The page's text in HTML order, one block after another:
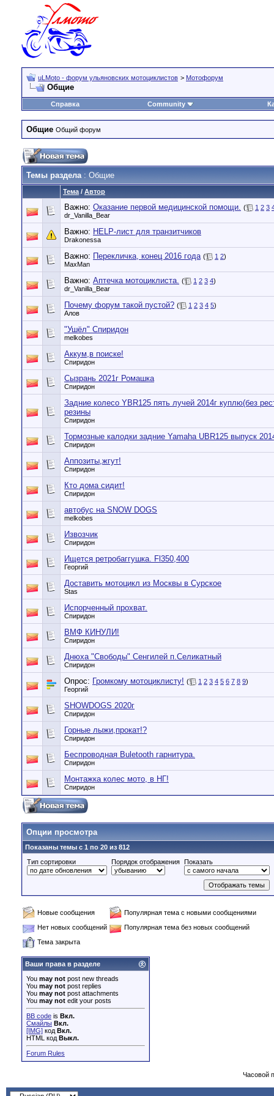
uLMoto - форум ульяновских мотоциклистов > Мотофорум
Общие
Справка Community
Общие Общий форум
Темы раздела: Общие
Тема / Автор
Важно: Оказание первой медицинской помощи. ( 1 2 3
dr_Vanilla_Bear
Важно: HELP-лист для транзитчиков
Drakonessa
Важно: Перекличка, конец 2016 года ( 1 2)
MaxMan
Важно: Аптечка мотоциклиста. ( 1 2 3 4)
dr_Vanilla_Bear
Почему форум такой пустой? ( 1 2 3 4 5)
Алов
"Ушёл" Спиридон
melkobes
Аккум,в поиске!
Спиридон
Сызрань 2021г Ромашка
Спиридон
Задние колесо YBR125 пять лучей 2014г куплю(без
резины
Спиридон
Тормозные калодки задние Yamaha UBR125 выпуск
Спиридон
Аппозиты,жгут!
Спиридон
Кто дома сидит!
Спиридон
автобус на SNOW DOGS
melkobes
Извозчик
Спиридон
Ищется ретробаггушка. Fl350,400
Георгий
Доставить мотоцикл из Москвы в Сурское
Stas
Испорченный прохват.
Спиридон
ВМФ КИНУЛИ!
Спиридон
Днюха "Свободы" Сенгилей п.Селикатный
Спиридон
Опрос: Громкому мотоциклисту! ( 1 2 3 4 5 6 7 8 9)
Георгий
SHOWDOGS 2020г
Спиридон
Горные лыжи,прокат!?
Спиридон
Беспроводная Buletooth гарнитура.
Спиридон
Монтажка колес мото, в НГ!
Спиридон
Опции просмотра
Показаны темы с 1 по 20 из 812
Тип сортировки
Порядок отображения Показать
Новые сообщения
Популярная тема с новыми сообщениями
Нет новых сообщений
Популярная тема без новых сообщений
Тема закрыта
Ваши права в разделе
You may not post new threads
You may not post replies
You may not post attachments
You may not edit your posts
BB code is Вкл.
Смайлы Вкл.
[IMG] код Вкл.
HTML код Выкл.
Forum Rules
Часовой